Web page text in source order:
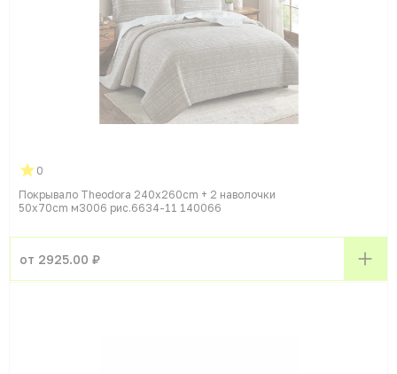
0
Покрывало Theodora 240x260cm + 2 наволочки
50x70cm м3006 рис.6634-11 140066
от 2925.00 ₽